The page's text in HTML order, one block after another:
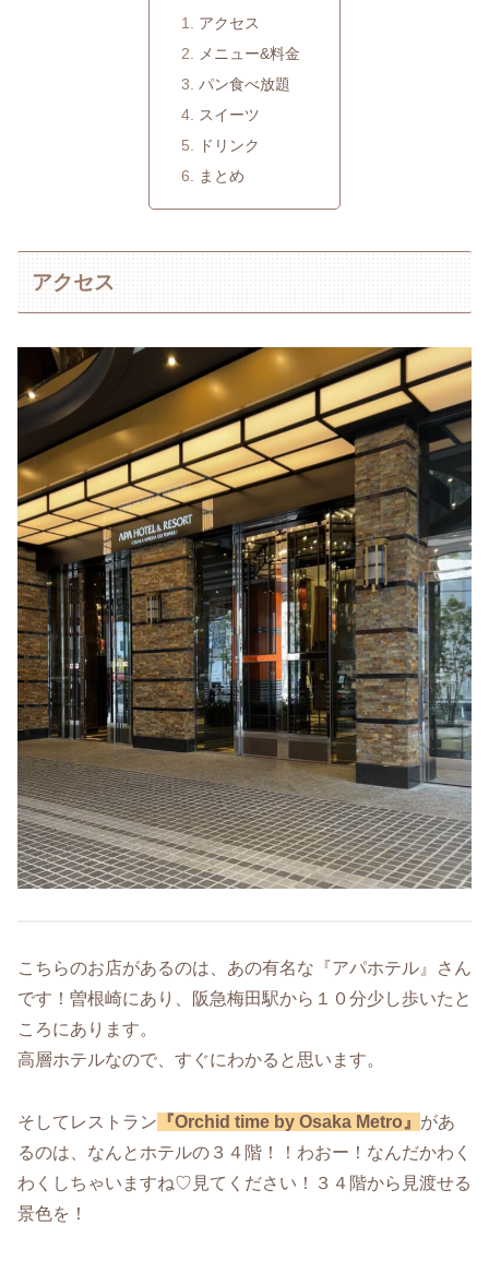
アクセス
メニュー&料金
パン食べ放題
スイーツ
ドリンク
まとめ
アクセス
こちらのお店があるのは、あの有名な『アパホテル』さん
です！曽根崎にあり、阪急梅田駅から１０分少し歩いたと
ころにあります。
高層ホテルなので、すぐにわかると思います。
そしてレストラン 『Orchid time by Osaka Metro』 があ
るのは、なんとホテルの３４階！！わおー！なんだかわく
わくしちゃいますね♡見てください！３４階から見渡せる
景色を！